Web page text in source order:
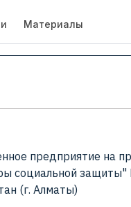
Материалы
предприятие на
социальной
(г. Алматы)